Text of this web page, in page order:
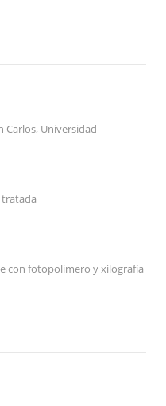
Carlos, Universidad
tratada
con fotopolimero y xilografía